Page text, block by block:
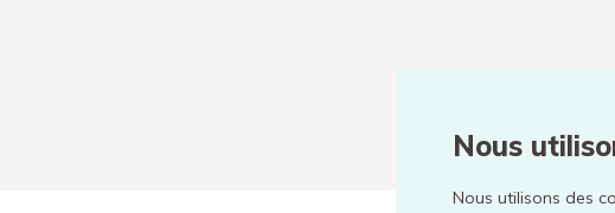
Nous
Nous utilisons des